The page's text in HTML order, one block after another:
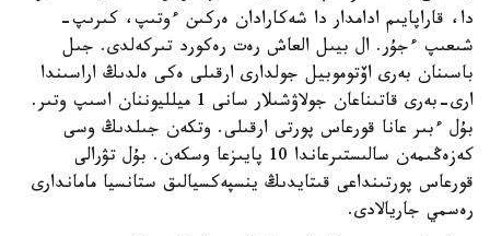
دا، قاراپايىم ادامدار دا شەكارادان ەركىن ءوتىپ، كىرىپ-
شىعىپ ءجۇر. ال بيىل العاش رەت رەكورد تىركەلدى. جىل
باسىنان بەرى اۆتوموبيل جولدارى ارقىلى ەكى ەلدىڭ اراسىندا
ارى-بەرى قاتىناعان جولاۋشىلار سانى 1 ميلليوننان اسىپ وتىر.
بۇل ءبىر عانا قورعاس پورتى ارقىلى. وتكەن جىلدىڭ وسى
كەزەڭىمەن سالىستىرعاندا 10 پايىزعا وسكەن. بۇل تۋرالى
قورعاس پورتىنداعى قىتايدىڭ ينسپەكسيالىق ستانسيا ماماندارى
رەسمي جاريالادى.